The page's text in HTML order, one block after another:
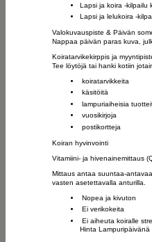
Lapsi ja koira -kilpailu
Lapsi ja lelukoira -
Valokuvauspiste & Päivän
Nappaa päivän paras kuva,
Koiratarvikekirppis ja
Tee löytöjä tai hanki kotiin
koiratarvikkeita
käsitöitä
lampuriaiheisia
vuosikirjoja
postikortteja
Koiran hyvinvointi
Vitamiini- ja hivenainemittaus
Mittaus antaa suuntaa-
vasten asetettavalla anturilla.
Nopea ja kivuton
Ei verikokeita
Ei aiheuta koiralle
Hinta Lampuripäivänä